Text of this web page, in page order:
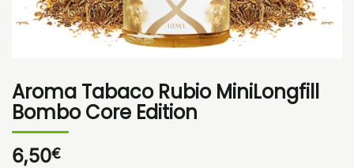
Aroma Tabaco Rubio MiniLongfill
Bombo Core Edition
6,50€